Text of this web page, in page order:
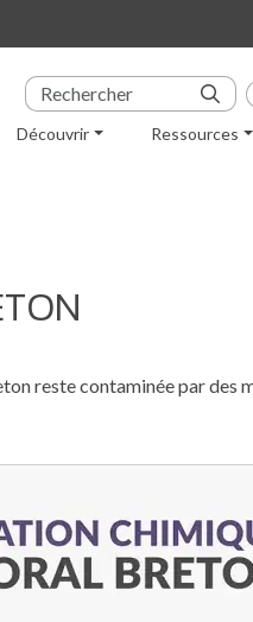
Découvrir Ressources
reste contaminée par des